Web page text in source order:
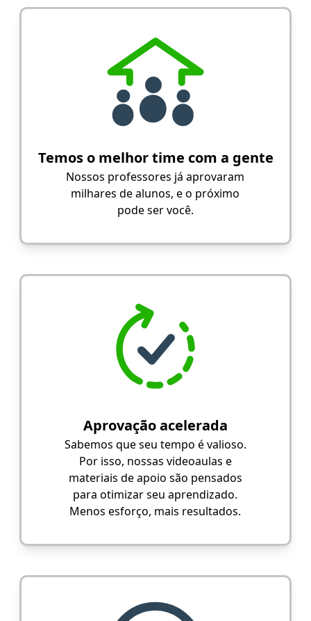
Temos o melhor time com a gente
Nossos professores já aprovaram
milhares de alunos, e o próximo
pode ser você.
Aprovação acelerada
Sabemos que seu tempo é valioso.
Por isso, nossas videoaulas e
materiais de apoio são pensados
para otimizar seu aprendizado.
Menos esforço, mais resultados.